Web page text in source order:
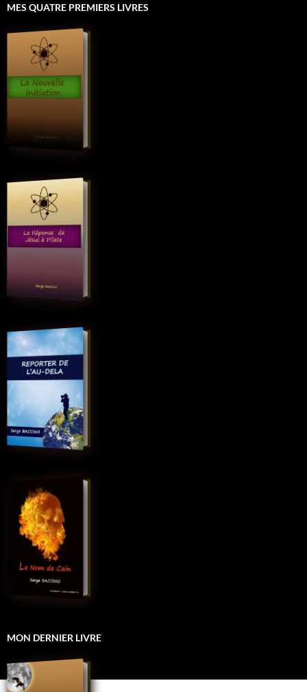
MES QUATRE PREMIERS LIVRES
MON DERNIER LIVRE